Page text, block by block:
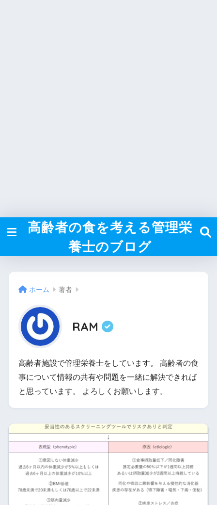
高齢者の食を考える管理栄
養士のブログ
ホーム 著者
RAM
高齢者施設で管理栄養士をしています。 高齢者の食
事について情報の共有や問題を一緒に解決できれば
と思っています。 よろしくお願いします。